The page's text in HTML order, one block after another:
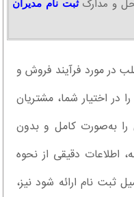
و مدارکثبت نام مدیران
در مورد فرآیند فروش و
در اختیار شما، مشتریان
را به‌صورت کامل و بدون
اطلاعات دقیقی از نحوه
ثبت ‌نام ارائه شود نیز،